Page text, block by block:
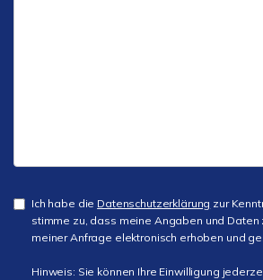
Ich habe die Datenschutzerklärung zur
stimme zu, dass meine Angaben und Daten
meiner Anfrage elektronisch erhoben und
Hinweis: Sie können Ihre Einwilligung